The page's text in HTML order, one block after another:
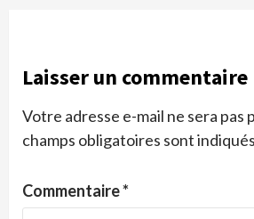
Laisser un commentaire
Votre adresse e-mail ne sera pas
champs obligatoires sont
Commentaire*